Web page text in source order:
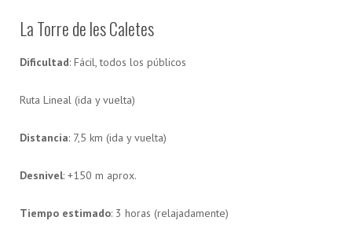
La Torre de les Caletes
Dificultad: Fácil, todos los públicos
Ruta Lineal (ida y vuelta)
Distancia: 7,5 km (ida y vuelta)
Desnivel: +150 m aprox.
Tiempo estimado: 3 horas (relajadamente)